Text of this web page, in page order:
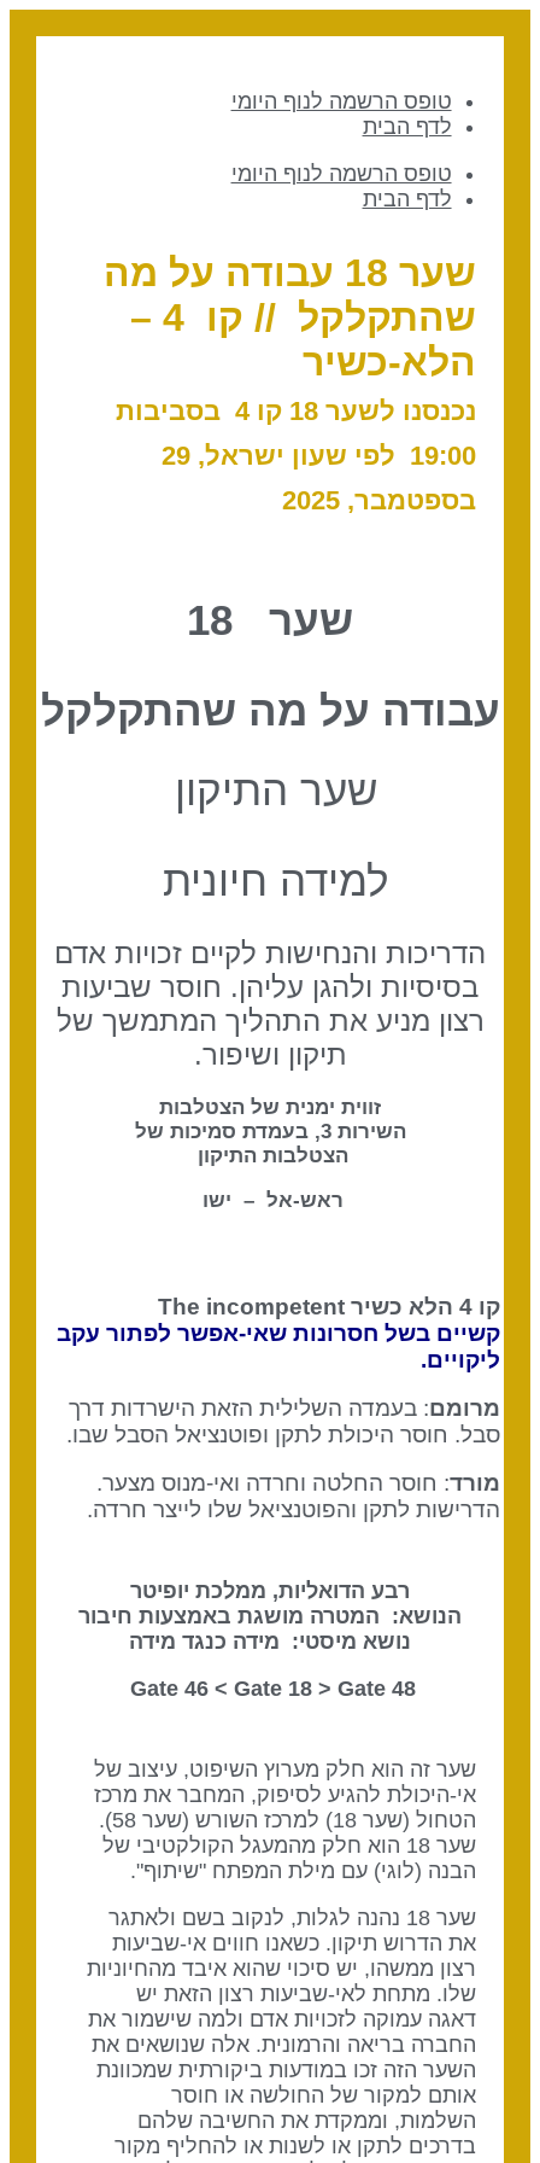
טופס הרשמה לנוף היומי
לדף הבית
טופס הרשמה לנוף היומי
לדף הבית
שער 18 עבודה על מה
שהתקלקל // קו 4 –
הלא-כשיר
נכנסנו לשער 18 קו 4 בסביבות
19:00 לפי שעון ישראל, 29
בספטמבר, 2025
שער 18
עבודה על מה שהתקלקל
שער התיקון
למידה חיונית
הדריכות והנחישות לקיים זכויות אדם
בסיסיות ולהגן עליהן. חוסר שביעות
רצון מניע את התהליך המתמשך של
תיקון ושיפור.
זווית ימנית של הצטלבות
השירות 3, בעמדת סמיכות של
הצטלבות התיקון
ראש-אל – ישו
קו 4 הלא כשיר
The incompetent
קשיים בשל חסרונות שאי-אפשר לפתור עקב
ליקויים.
מרומם: בעמדה השלילית הזאת הישרדות דרך
סבל. חוסר היכולת לתקן ופוטנציאל הסבל שבו.
מורד: חוסר החלטה וחרדה ואי-מנוס מצער.
הדרישות לתקן והפוטנציאל שלו לייצר חרדה.
רבע הדואליות, ממלכת יופיטר
הנושא: המטרה מושגת באמצעות חיבור
נושא מיסטי: מידה כנגד מידה
48 Gate 46 <
Gate 18 > Gate
שער זה הוא חלק מערוץ השיפוט, עיצוב של
אי-היכולת להגיע לסיפוק, המחבר את מרכז
הטחול (שער 18) למרכז השורש (שער 58).
שער 18 הוא חלק מהמעגל הקולקטיבי של
הבנה (לוגי) עם מילת המפתח "שיתוף".
שער 18 נהנה לגלות, לנקוב בשם ולאתגר
את הדרוש תיקון. כשאנו חווים אי-שביעות
רצון ממשהו, יש סיכוי שהוא איבד מהחיוניות
שלו. מתחת לאי-שביעות רצון הזאת יש
דאגה עמוקה לזכויות אדם ולמה שישמור את
החברה בריאה והרמונית. אלה שנושאים את
השער הזה זכו במודעות ביקורתית שמכוונת
אותם למקור של החולשה או חוסר
השלמות, וממקדת את החשיבה שלהם
בדרכים לתקן או לשנות או להחליף מקור